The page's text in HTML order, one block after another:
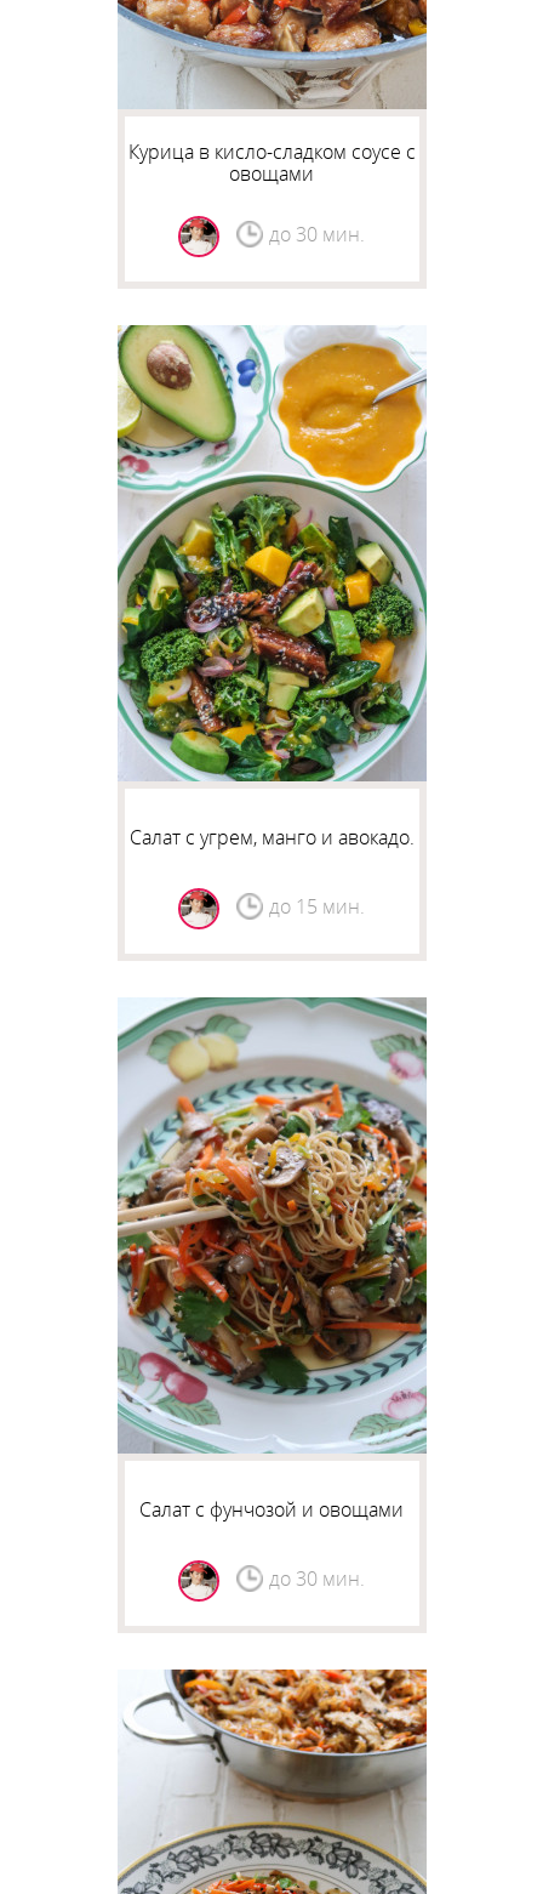
Курица в кисло-сладком соусе с
овощами
до 30 мин.
Салат с угрем, манго и авокадо.
до 15 мин.
Салат с фунчозой и овощами
до 30 мин.